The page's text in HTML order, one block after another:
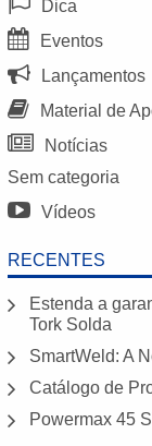
Dica
Eventos
Lançamentos
Material de
Notícias
Sem categoria
Vídeos
RECENTES
Estenda a
Tork Solda
SmartWeld: A
Catálogo de
Powermax 45